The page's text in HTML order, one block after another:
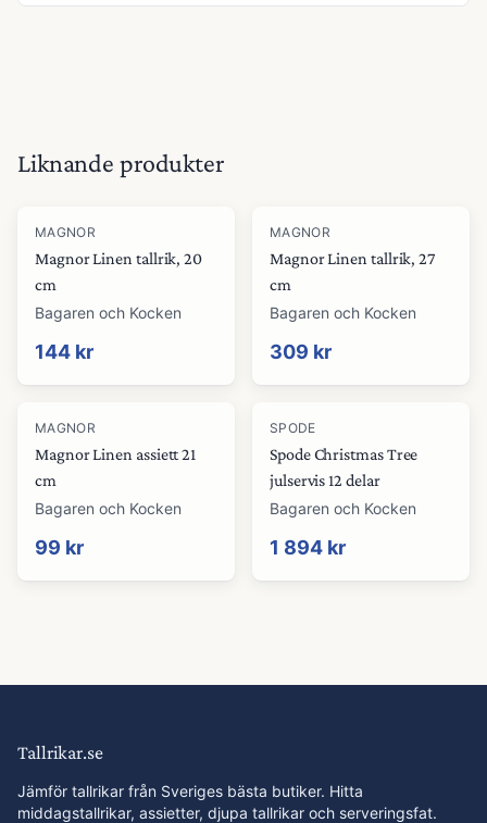
Liknande produkter
MAGNOR
Magnor Linen tallrik, 20
cm
Bagaren och Kocken
144 kr
MAGNOR
Magnor Linen tallrik, 27
cm
Bagaren och Kocken
309 kr
MAGNOR
Magnor Linen assiett 21
cm
Bagaren och Kocken
99 kr
SPODE
Spode Christmas Tree
julservis 12 delar
Bagaren och Kocken
1 894 kr
Tallrikar.se
Jämför tallrikar från Sveriges bästa butiker. Hitta
middagstallrikar, assietter, djupa tallrikar och serveringsfat.